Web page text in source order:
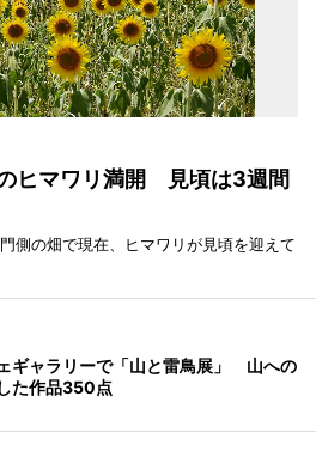
ヒマワリ満開 見頃は3週間
側の畑で現在、ヒマワリが見頃を迎えて
ギャラリーで「山と雷鳥展」 山への
た作品350点